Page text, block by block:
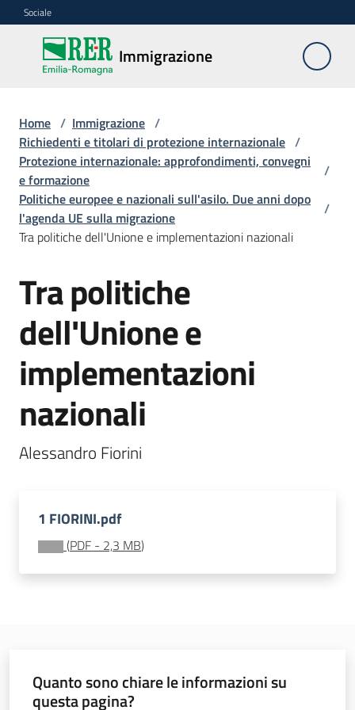
Vai al contenuto
Vai alla navigazione
Vai al footer
Sociale
Immigrazione
Immigrazione
Interventi
Progetti
europei
Osservatorio
regionale
sul
fenomeno
migratorio
Sociale
Servizi
Home / Immigrazione /
Richiedenti e titolari di protezione internazionale /
Protezione internazionale: approfondimenti, convegni
e formazione
/
Politiche europee e nazionali sull'asilo. Due anni dopo
l'agenda UE sulla migrazione
/
Tra politiche dell'Unione e implementazioni nazionali
Tra politiche
dell'Unione e
implementazioni
nazionali
Alessandro Fiorini
1 FIORINI.pdf
(PDF - 2,3 MB)
Quanto sono chiare le informazioni su
questa pagina?